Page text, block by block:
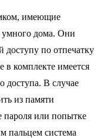
имеющие
умного дома. Они
доступу по отпечатку
комплекте имеется
доступа. В случае
из памяти
пароля или попытке
пальцем система